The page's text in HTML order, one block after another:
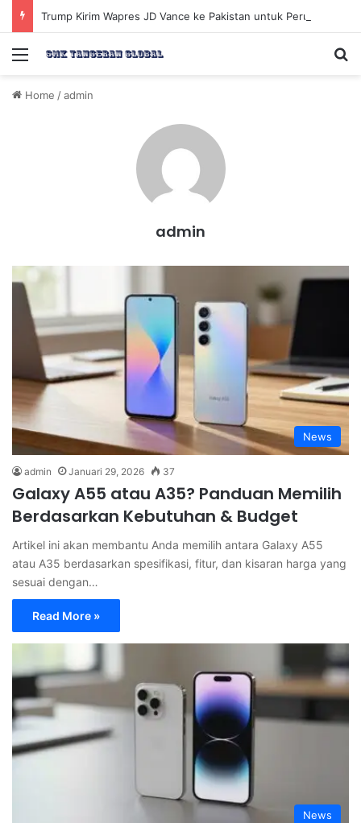
Menu
Home /admin
admin
News
admin Januari 29, 2026 37
Galaxy A55 atau A35? Panduan Memilih
Berdasarkan Kebutuhan & Budget
Artikel ini akan membantu Anda memilih antara Galaxy A55
atau A35 berdasarkan spesifikasi, fitur, dan kisaran harga yang
sesuai dengan…
Read More »
News